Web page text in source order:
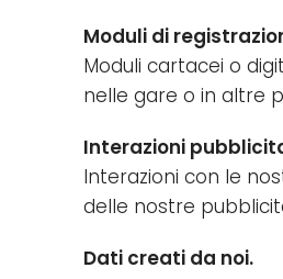
Moduli di
Moduli cartacei o
nelle gare o in altre
Interazioni
Interazioni con le
delle nostre
Dati creati da noi.